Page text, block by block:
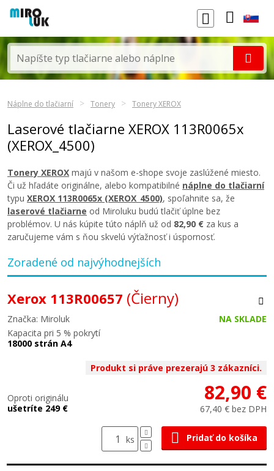
Náplne do tlačiarní Tonery Tonery XEROX
Laserové tlačiarne XEROX 113R0065x
(XEROX_4500)
Tonery XEROX majú v našom e-shope svoje zaslúžené miesto.
Či už hľadáte originálne, alebo kompatibilné náplne do tlačiarní
typu XEROX 113R0065x (XEROX_4500), spoľahnite sa, že
laserové tlačiarne od Miroluku budú tlačiť úplne bez
problémov. U nás kúpite túto náplň už od 82,90 € za kus a
zaručujeme vám s ňou skvelú výťažnosť i úspornosť.
Zoradené od najvýhodnejších
Xerox 113R00657 (Čierny)
Značka: Miroluk
NA SKLADE
Kapacita pri 5 % pokrytí
18000 strán A4
Produkt si práve prezerajú 3 zákazníci.
Oproti originálu
ušetríte 249 €
82,90 €
67,40 € bez DPH
ks Pridať do košíka